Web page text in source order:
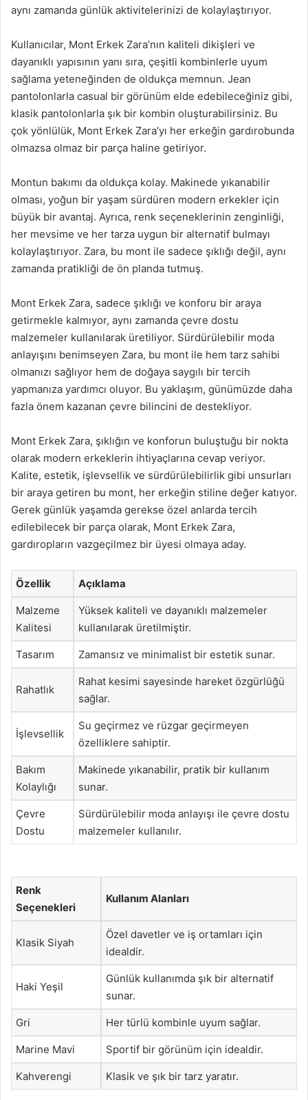
aynı zamanda günlük aktivitelerinizi de kolaylaştırıyor.
Kullanıcılar, Mont Erkek Zara’nın kaliteli dikişleri ve
dayanıklı yapısının yanı sıra, çeşitli kombinlerle uyum
sağlama yeteneğinden de oldukça memnun. Jean
pantolonlarla casual bir görünüm elde edebileceğiniz gibi,
klasik pantolonlarla şık bir kombin oluşturabilirsiniz. Bu
çok yönlülük, Mont Erkek Zara’yı her erkeğin gardırobunda
olmazsa olmaz bir parça haline getiriyor.
Montun bakımı da oldukça kolay. Makinede yıkanabilir
olması, yoğun bir yaşam sürdüren modern erkekler için
büyük bir avantaj. Ayrıca, renk seçeneklerinin zenginliği,
her mevsime ve her tarza uygun bir alternatif bulmayı
kolaylaştırıyor. Zara, bu mont ile sadece şıklığı değil, aynı
zamanda pratikliği de ön planda tutmuş.
Mont Erkek Zara, sadece şıklığı ve konforu bir araya
getirmekle kalmıyor, aynı zamanda çevre dostu
malzemeler kullanılarak üretiliyor. Sürdürülebilir moda
anlayışını benimseyen Zara, bu mont ile hem tarz sahibi
olmanızı sağlıyor hem de doğaya saygılı bir tercih
yapmanıza yardımcı oluyor. Bu yaklaşım, günümüzde daha
fazla önem kazanan çevre bilincini de destekliyor.
Mont Erkek Zara, şıklığın ve konforun buluştuğu bir nokta
olarak modern erkeklerin ihtiyaçlarına cevap veriyor.
Kalite, estetik, işlevsellik ve sürdürülebilirlik gibi unsurları
bir araya getiren bu mont, her erkeğin stiline değer katıyor.
Gerek günlük yaşamda gerekse özel anlarda tercih
edilebilecek bir parça olarak, Mont Erkek Zara,
gardıropların vazgeçilmez bir üyesi olmaya aday.
Özellik Açıklama
Malzeme
Kalitesi
Yüksek kaliteli ve dayanıklı malzemeler
kullanılarak üretilmiştir.
Tasarım Zamansız ve minimalist bir estetik sunar.
Rahatlık
Rahat kesimi sayesinde hareket özgürlüğü
sağlar.
İşlevsellik
Su geçirmez ve rüzgar geçirmeyen
özelliklere sahiptir.
Bakım
Kolaylığı
Makinede yıkanabilir, pratik bir kullanım
sunar.
Çevre
Dostu
Sürdürülebilir moda anlayışı ile çevre dostu
malzemeler kullanılır.
Renk
Seçenekleri
Kullanım Alanları
Klasik Siyah
Özel davetler ve iş ortamları için
idealdir.
Haki Yeşil
Günlük kullanımda şık bir alternatif
sunar.
Gri Her türlü kombinle uyum sağlar.
Marine Mavi Sportif bir görünüm için idealdir.
Kahverengi Klasik ve şık bir tarz yaratır.